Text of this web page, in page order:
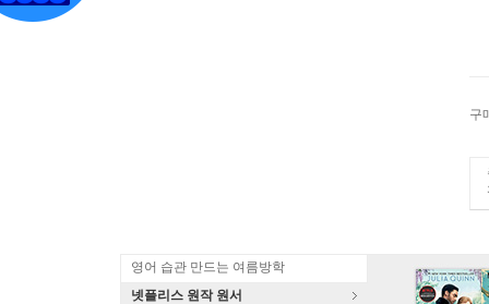
구
영어 습관 만드는 여름방학
넷플리스 원작 원서